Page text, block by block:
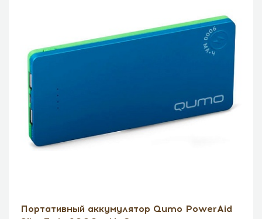
Портативный аккумулятор Qumo PowerAid